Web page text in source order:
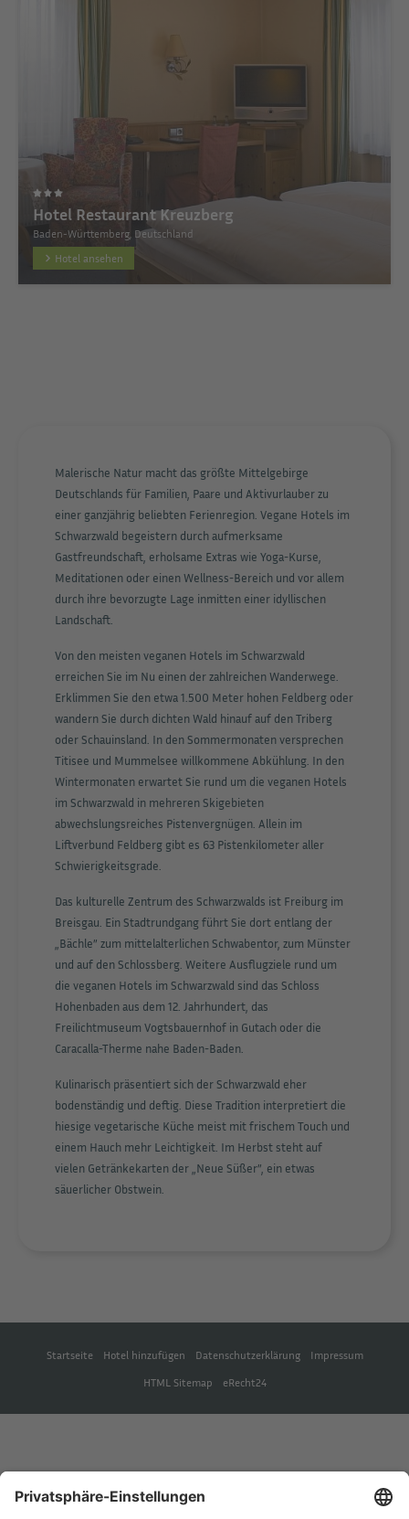
Hotel Restaurant Kreuzberg
Baden-Württemberg, Deutschland
Hotel ansehen
Malerische Natur macht das größte Mittelgebirge
Deutschlands für Familien, Paare und Aktivurlauber zu
einer ganzjährig beliebten Ferienregion. Vegane Hotels im
Schwarzwald begeistern durch aufmerksame
Gastfreundschaft, erholsame Extras wie Yoga-Kurse,
Meditationen oder einen Wellness-Bereich und vor allem
durch ihre bevorzugte Lage inmitten einer idyllischen
Landschaft.
Von den meisten veganen Hotels im Schwarzwald
erreichen Sie im Nu einen der zahlreichen Wanderwege.
Erklimmen Sie den etwa 1.500 Meter hohen Feldberg oder
wandern Sie durch dichten Wald hinauf auf den Triberg
oder Schauinsland. In den Sommermonaten versprechen
Titisee und Mummelsee willkommene Abkühlung. In den
Wintermonaten erwartet Sie rund um die veganen Hotels
im Schwarzwald in mehreren Skigebieten
abwechslungsreiches Pistenvergnügen. Allein im
Liftverbund Feldberg gibt es 63 Pistenkilometer aller
Schwierigkeitsgrade.
Das kulturelle Zentrum des Schwarzwalds ist Freiburg im
Breisgau. Ein Stadtrundgang führt Sie dort entlang der
„Bächle” zum mittelalterlichen Schwabentor, zum Münster
und auf den Schlossberg. Weitere Ausflugziele rund um
die veganen Hotels im Schwarzwald sind das Schloss
Hohenbaden aus dem 12. Jahrhundert, das
Freilichtmuseum Vogtsbauernhof in Gutach oder die
Caracalla-Therme nahe Baden-Baden.
Kulinarisch präsentiert sich der Schwarzwald eher
bodenständig und deftig. Diese Tradition interpretiert die
hiesige vegetarische Küche meist mit frischem Touch und
einem Hauch mehr Leichtigkeit. Im Herbst steht auf
vielen Getränkekarten der „Neue Süßer”, ein etwas
säuerlicher Obstwein.
Startseite Hotel hinzufügen Datenschutzerklärung
Impressum
HTML Sitemap
eRecht24